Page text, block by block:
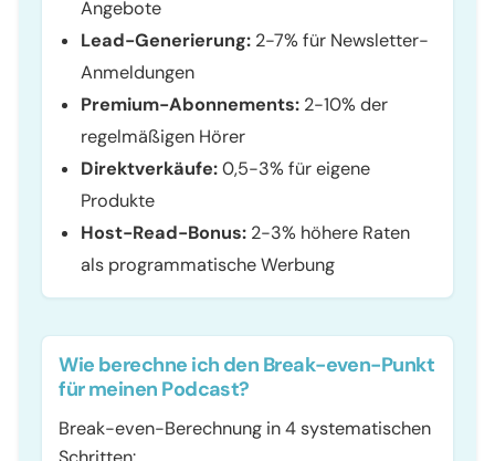
Angebote
Lead-Generierung: 2-7% für Newsletter-
Anmeldungen
Premium-Abonnements: 2-10% der
regelmäßigen Hörer
Direktverkäufe:0,5-3% für eigene
Produkte
Host-Read-Bonus: 2-3% höhere Raten
als programmatische Werbung
Wie berechne ich den Break-even-Punkt
für meinen Podcast?
Break-even-Berechnung in 4 systematischen